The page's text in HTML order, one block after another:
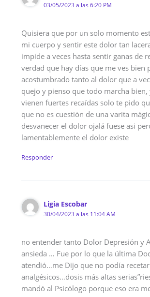
03/05/2023 a las 6:20 PM
Quisiera que por un solo momento
mi cuerpo y sentir este dolor tan
impide a veces hasta sentir ganas de
verdad que hay días que me ves bien
acostumbrado tanto al dolor que a
quejo y pienso que todo marcha bien,
vienen fuertes recaídas solo te pido
que no es cuestión de una varita
desvanecer el dolor ojalá fuese asi
lamentablemente el dolor existe
Responder
Ligia Escobar
30/04/2023 a las 11:04 AM
no entender tanto Dolor Depresión y
ansieda … Fue por lo que la última
atendió…me Dijo que no podía
analgésicos…dosis más altas
mandó al Psicólogo porque eso era